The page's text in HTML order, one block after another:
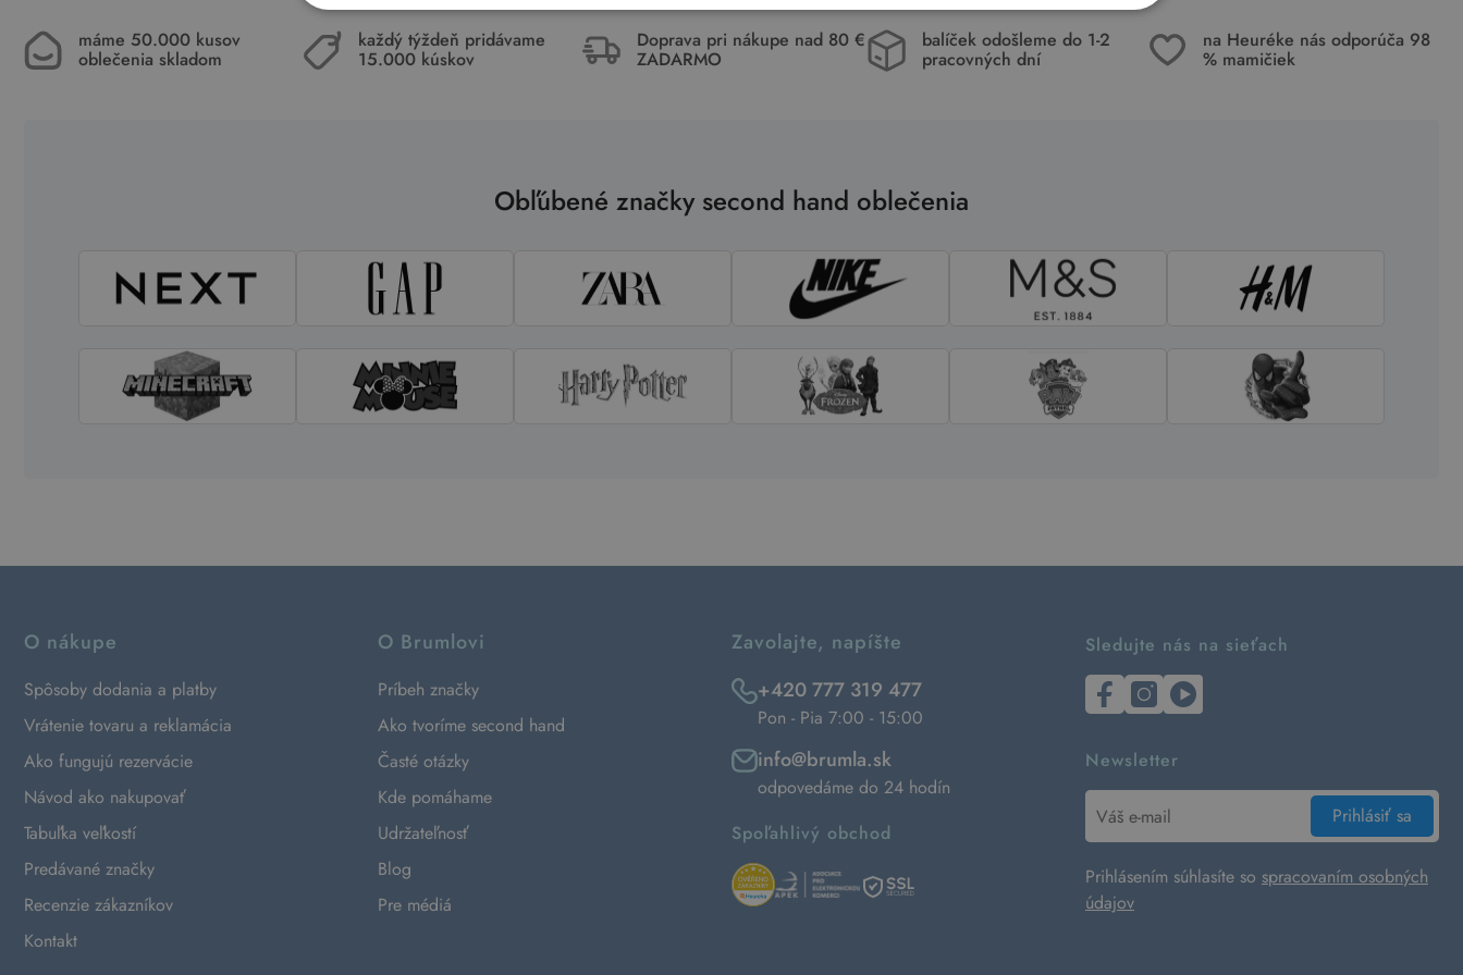
máme 50.000 kusov
oblečenia skladom
každý týždeň pridávame
15.000 kúskov
Doprava pri nákupe nad 80 €
ZADARMO
balíček odošleme do 1-2
pracovných dní
na Heuréke nás odporúča 98
% mamičiek
Obľúbené značky second hand oblečenia
O nákupe
Spôsoby dodania a platby
Vrátenie tovaru a reklamácia
Ako fungujú rezervácie
Návod ako nakupovať
Tabuľka veľkostí
Predávané značky
Recenzie zákazníkov
Kontakt
O Brumlovi
Príbeh značky
Ako tvoríme second hand
Časté otázky
Kde pomáhame
Udržateľnosť
Blog
Pre médiá
Zavolajte, napíšte
+420 777 319 477
Pon - Pia 7:00 - 15:00
info@brumla.sk
odpovedáme do 24 hodín
Spoľahlivý obchod
Sledujte nás na sieťach
Newsletter
Prihlásiť sa
Prihlásením súhlasíte so spracovaním osobných
údajov